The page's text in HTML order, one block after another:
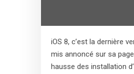
iOS 8, c’est la dernière
mis annoncé sur sa
hausse des installation